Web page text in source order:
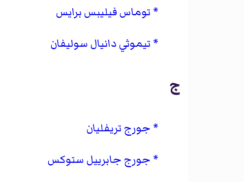
توماس فيليبس برايس
تيموثي دانيال سوليفان
ج
جورج تريفليان
جورج جابرييل ستوكس